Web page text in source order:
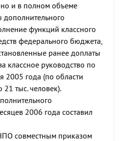
и в полном объеме
дополнительного
функций классного
федерального бюджета,
ранее доплаты
классное руководство по
2005 года (по области
тыс. человек).
2006 года составил
совместным приказом